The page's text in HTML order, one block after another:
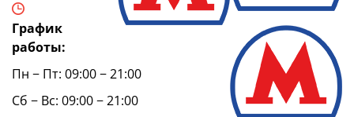
График
работы:
Пн − Пт: 09:00 − 21:00
Сб − Вс: 09:00 − 21:00